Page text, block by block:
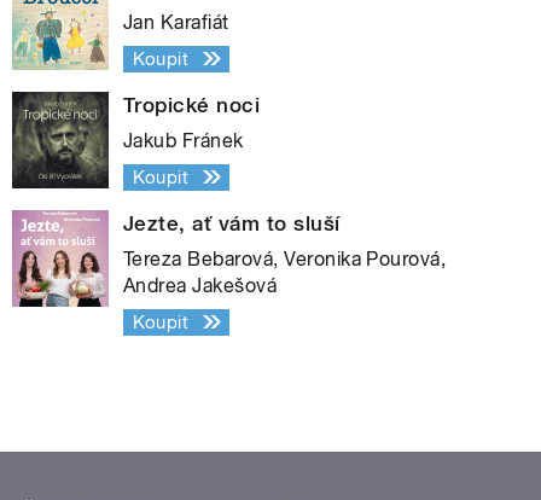
Jan Karafiát
Koupit
Tropické noci
Jakub Fránek
Koupit
Jezte, ať vám to sluší
Tereza Bebarová, Veronika Pourová,
Andrea Jakešová
Koupit